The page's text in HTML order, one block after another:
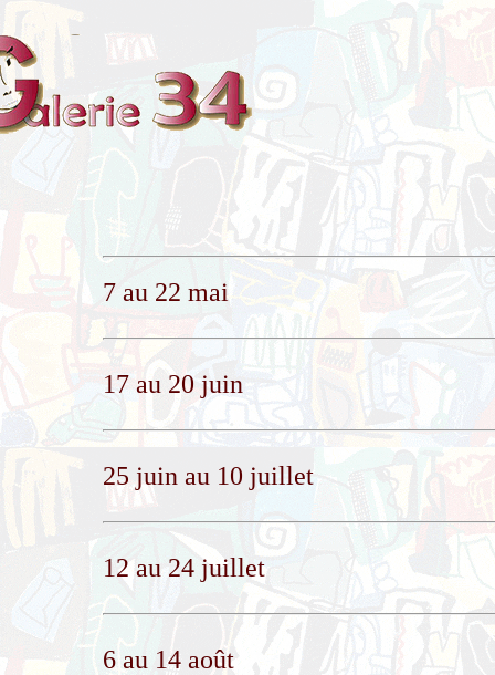
7 au 22 mai
17 au 20 juin
25 juin au 10 juillet
12 au 24 juillet
6 au 14 août